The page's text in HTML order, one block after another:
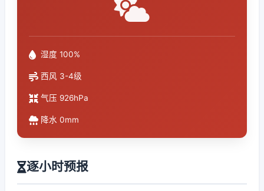
湿度 100%
西风 3-4级
气压 926hPa
降水 0mm
逐小时预报